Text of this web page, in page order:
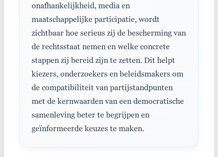
onafhankelijkheid, media en
maatschappelijke participatie, wordt
zichtbaar hoe serieus zij de bescherming van
de rechtsstaat nemen en welke concrete
stappen zij bereid zijn te zetten. Dit helpt
kiezers, onderzoekers en beleidsmakers om
de compatibiliteit van partijstandpunten
met de kernwaarden van een democratische
samenleving beter te begrijpen en
geïnformeerde keuzes te maken.